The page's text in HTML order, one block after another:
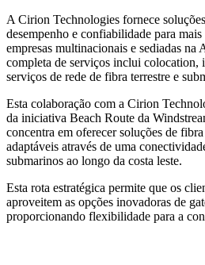
A Cirion Technologies fornece
desempenho e confiabilidade para
empresas multinacionais e sediadas na
completa de serviços inclui colocation,
serviços de rede de fibra terrestre e
Esta colaboração com a Cirion
da iniciativa Beach Route da
concentra em oferecer soluções de
adaptáveis através de uma
submarinos ao longo da costa leste.
Esta rota estratégica permite que os
aproveitem as opções inovadoras de
proporcionando flexibilidade para a